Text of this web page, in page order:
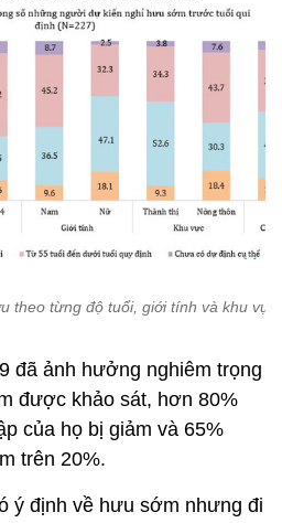
theo từng độ tuổi, giới tính và khu vực
đã ảnh hưởng nghiêm trọng
được khảo sát, hơn 80%
của họ bị giảm và 65%
trên 20%.
ý định về hưu sớm nhưng đi